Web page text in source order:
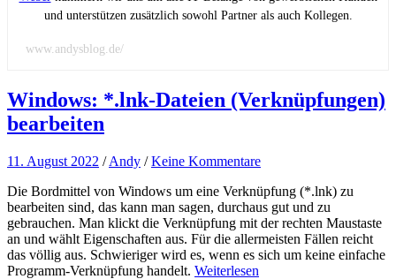
und unterstützen zusätzlich sowohl Partner als auch Kollegen.
www.andysblog.de/
Windows: *.lnk-Dateien (Verknüpfungen)
bearbeiten
11. August 2022 /Andy /Keine Kommentare
Die Bordmittel von Windows um eine Verknüpfung (*.lnk) zu
bearbeiten sind, das kann man sagen, durchaus gut und zu
gebrauchen. Man klickt die Verknüpfung mit der rechten Maustaste
an und wählt Eigenschaften aus. Für die allermeisten Fällen reicht
das völlig aus. Schwieriger wird es, wenn es sich um keine einfache
Programm-Verknüpfung handelt. Weiterlesen